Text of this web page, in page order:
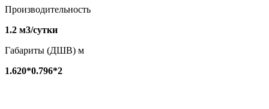
Производительность
1.2 м3/сутки
Габариты (ДШВ) м
1.620*0.796*2